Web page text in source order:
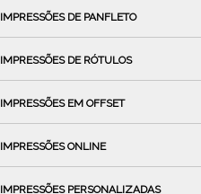
IMPRESSÕES DE PANFLETO
IMPRESSÕES DE RÓTULOS
IMPRESSÕES EM OFFSET
IMPRESSÕES ONLINE
IMPRESSÕES PERSONALIZADAS